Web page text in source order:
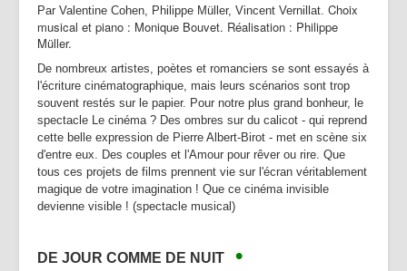
Par Valentine Cohen, Philippe Müller, Vincent Vernillat. Choix
musical et piano : Monique Bouvet. Réalisation : Philippe
Müller.
De nombreux artistes, poètes et romanciers se sont essayés à
l'écriture cinématographique, mais leurs scénarios sont trop
souvent restés sur le papier. Pour notre plus grand bonheur, le
spectacle Le cinéma ? Des ombres sur du calicot - qui reprend
cette belle expression de Pierre Albert-Birot - met en scène six
d'entre eux. Des couples et l'Amour pour rêver ou rire. Que
tous ces projets de films prennent vie sur l'écran véritablement
magique de votre imagination ! Que ce cinéma invisible
devienne visible ! (spectacle musical)
DE JOUR COMME DE NUIT •